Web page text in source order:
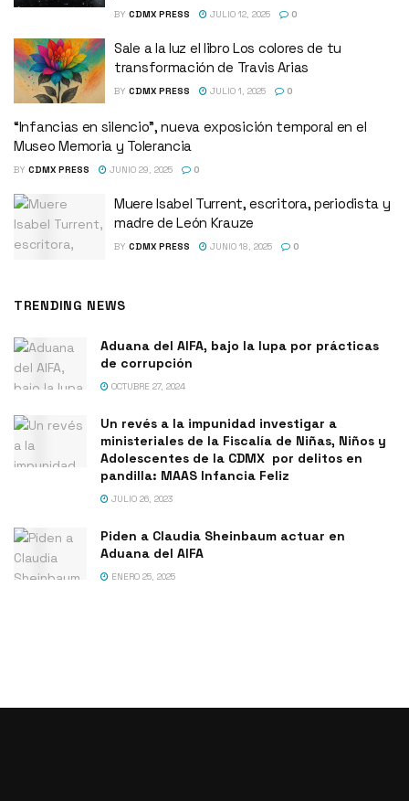
BY CDMX PRESS JULIO 12, 2025 0
Sale a la luz el libro Los colores de tu
transformación de Travis Arias
BY CDMX PRESS JULIO 1, 2025 0
“Infancias en silencio”, nueva exposición temporal en el
Museo Memoria y Tolerancia
BY CDMX PRESS JUNIO 29, 2025 0
Muere Isabel Turrent, escritora, periodista y
madre de León Krauze
BY CDMX PRESS JUNIO 18, 2025 0
TRENDING NEWS
Aduana del AIFA, bajo la lupa por prácticas
de corrupción
OCTUBRE 27, 2024
Un revés a la impunidad investigar a
ministeriales de la Fiscalía de Niñas, Niños y
Adolescentes de la CDMX por delitos en
pandilla: MAAS Infancia Feliz
JULIO 26, 2023
Piden a Claudia Sheinbaum actuar en
Aduana del AIFA
ENERO 25, 2025